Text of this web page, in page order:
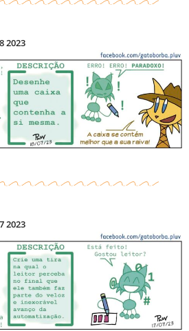
2023
2023